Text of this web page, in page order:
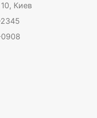
Киев